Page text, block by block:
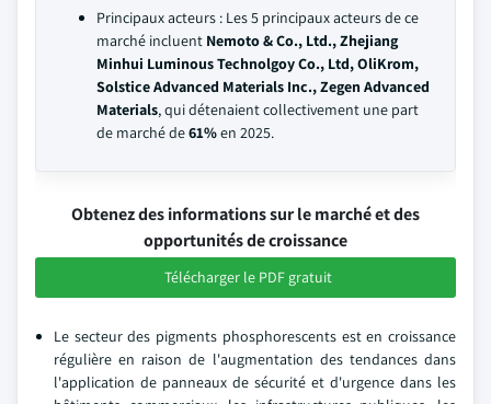
Principaux acteurs : Les 5 principaux acteurs de ce
marché incluent Nemoto & Co., Ltd., Zhejiang
Minhui Luminous Technolgoy Co., Ltd, OliKrom,
Solstice Advanced Materials Inc., Zegen Advanced
Materials, qui détenaient collectivement une part
de marché de61%en 2025.
Obtenez des informations sur le marché et des
opportunités de croissance
Télécharger le PDF gratuit
Le secteur des pigments phosphorescents est en croissance
régulière en raison de l'augmentation des tendances dans
l'application de panneaux de sécurité et d'urgence dans les